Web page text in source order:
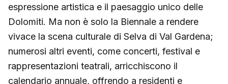
espressione artistica e il paesaggio unico delle
Dolomiti. Ma non è solo la Biennale a rendere
vivace la scena culturale di Selva di Val Gardena;
numerosi altri eventi, come concerti, festival e
rappresentazioni teatrali, arricchiscono il
calendario annuale, offrendo a residenti e